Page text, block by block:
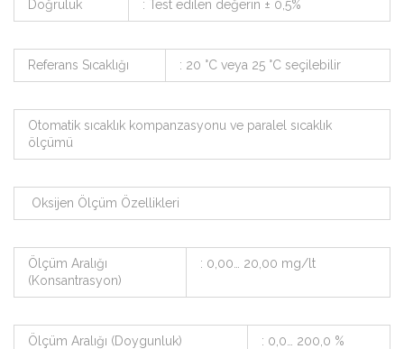
Doğruluk : Test edilen değerin ± 0,5%
Referans Sıcaklığı : 20 °C veya 25 °C seçilebilir
Otomatik sıcaklık kompanzasyonu ve paralel sıcaklık
ölçümü
Oksijen Ölçüm Özellikleri
Ölçüm Aralığı
(Konsantrasyon)
: 0,00… 20,00 mg/lt
Ölçüm Aralığı (Doygunluk) : 0,0… 200,0 %